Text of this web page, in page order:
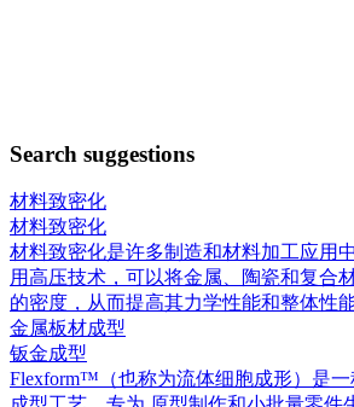
Search suggestions
材料致密化
材料致密化
材料致密化是许多制造和材料加工应用
用高压技术，可以将金属、陶瓷和复合
的密度，从而提高其力学性能和整体性能
金属板材成型
钣金成型
Flexform™（也称为流体细胞成形）是